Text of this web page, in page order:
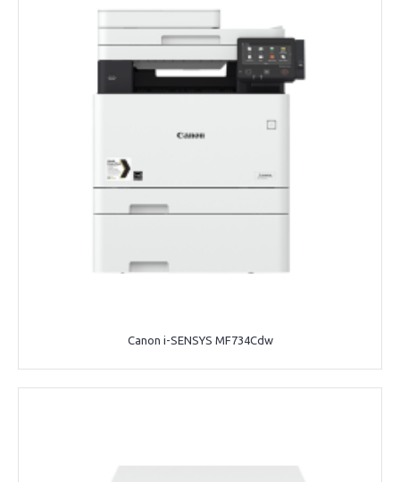
Canon i-SENSYS MF734Cdw